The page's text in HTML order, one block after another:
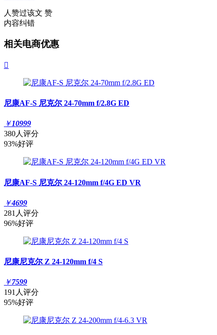
人赞过该文 赞
内容纠错
相关电商优惠

尼康AF-S 尼克尔 24-70mm f/2.8G ED
￥10999
380人评分
93%好评
尼康AF-S 尼克尔 24-120mm f/4G ED VR
￥4699
281人评分
96%好评
尼康尼克尔 Z 24-120mm f/4 S
￥7599
191人评分
95%好评